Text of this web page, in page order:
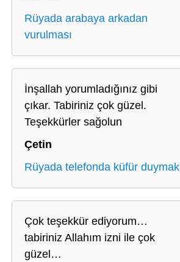
Rüyada arabaya arkadan
vurulması
İnşallah yorumladığınız gibi
çıkar. Tabiriniz çok güzel.
Teşekkürler sağolun
Çetin
Rüyada telefonda küfür duymak
Çok teşekkür ediyorum…
tabiriniz Allahım izni ile çok
güzel…